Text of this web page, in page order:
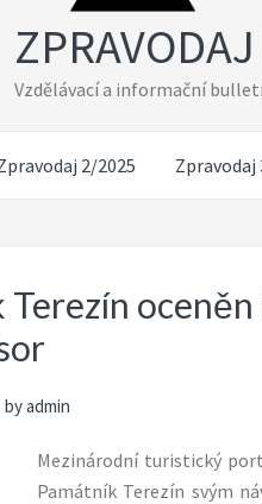
ZPRAVODAJ
Vzdělávací a informační
2/2025 Zpravodaj
Terezín
byadmin
Mezinárodní turistický
Památník Terezín svým